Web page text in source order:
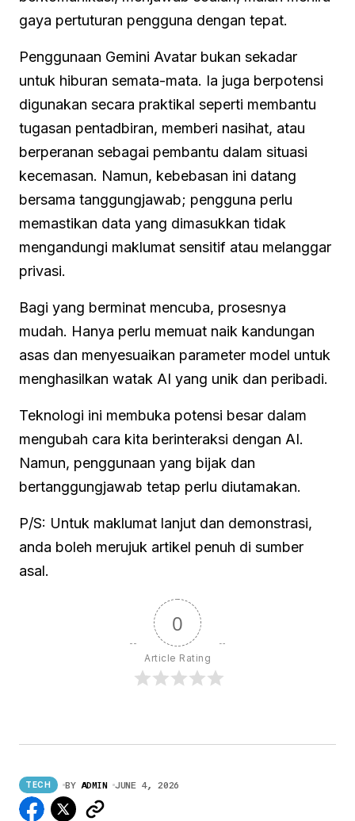
gaya pertuturan pengguna dengan tepat.
Penggunaan Gemini Avatar bukan sekadar
untuk hiburan semata-mata. Ia juga berpotensi
digunakan secara praktikal seperti membantu
tugasan pentadbiran, memberi nasihat, atau
berperanan sebagai pembantu dalam situasi
kecemasan. Namun, kebebasan ini datang
bersama tanggungjawab; pengguna perlu
memastikan data yang dimasukkan tidak
mengandungi maklumat sensitif atau melanggar
privasi.
Bagi yang berminat mencuba, prosesnya
mudah. Hanya perlu memuat naik kandungan
asas dan menyesuaikan parameter model untuk
menghasilkan watak AI yang unik dan peribadi.
Teknologi ini membuka potensi besar dalam
mengubah cara kita berinteraksi dengan AI.
Namun, penggunaan yang bijak dan
bertanggungjawab tetap perlu diutamakan.
P/S: Untuk maklumat lanjut dan demonstrasi,
anda boleh merujuk artikel penuh di sumber
asal.
0
Article Rating
TECH BY ADMIN JUNE 4, 2026